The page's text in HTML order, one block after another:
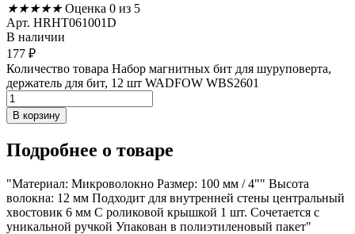
★★★★★ Оценка 0 из 5
Арт. HRHT061001D
В наличии
177 ₽
Количество товара Набор магнитных бит для шуруповерта,
держатель для бит, 12 шт WADFOW WBS2601
В корзину
Подробнее о товаре
"Материал: Микроволокно Размер: 100 мм / 4"" Высота
волокна: 12 мм Подходит для внутренней стены центральный
хвостовик 6 мм С роликовой крышкой 1 шт. Сочетается с
уникальной ручкой Упакован в полиэтиленовый пакет"